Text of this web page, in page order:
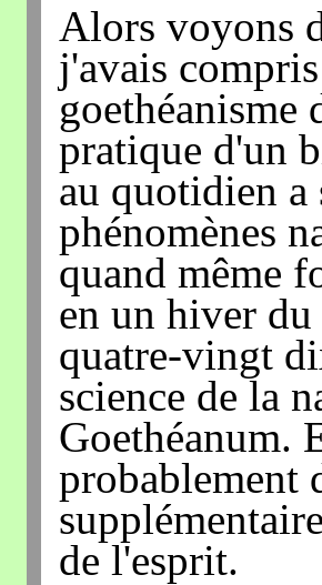
Alors voyons
j'avais
goethéanisme
pratique d'un
au quotidien a
phénomènes
quand même
en un hiver du
quatre-vingt
science de la
Goethéanum.
probablement
de l'esprit.